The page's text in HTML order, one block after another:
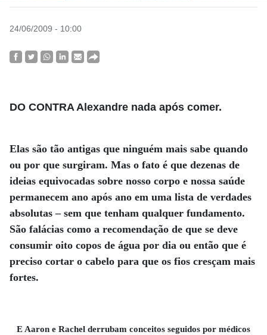
24/06/2009 - 10:00
DO CONTRA Alexandre nada após comer.
Elas são tão antigas que ninguém mais sabe quando
ou por que surgiram. Mas o fato é que dezenas de
ideias equivocadas sobre nosso corpo e nossa saúde
permanecem ano após ano em uma lista de verdades
absolutas – sem que tenham qualquer fundamento.
São falácias como a recomendação de que se deve
consumir oito copos de água por dia ou então que é
preciso cortar o cabelo para que os fios cresçam mais
fortes.
E Aaron e Rachel derrubam conceitos seguidos por médicos